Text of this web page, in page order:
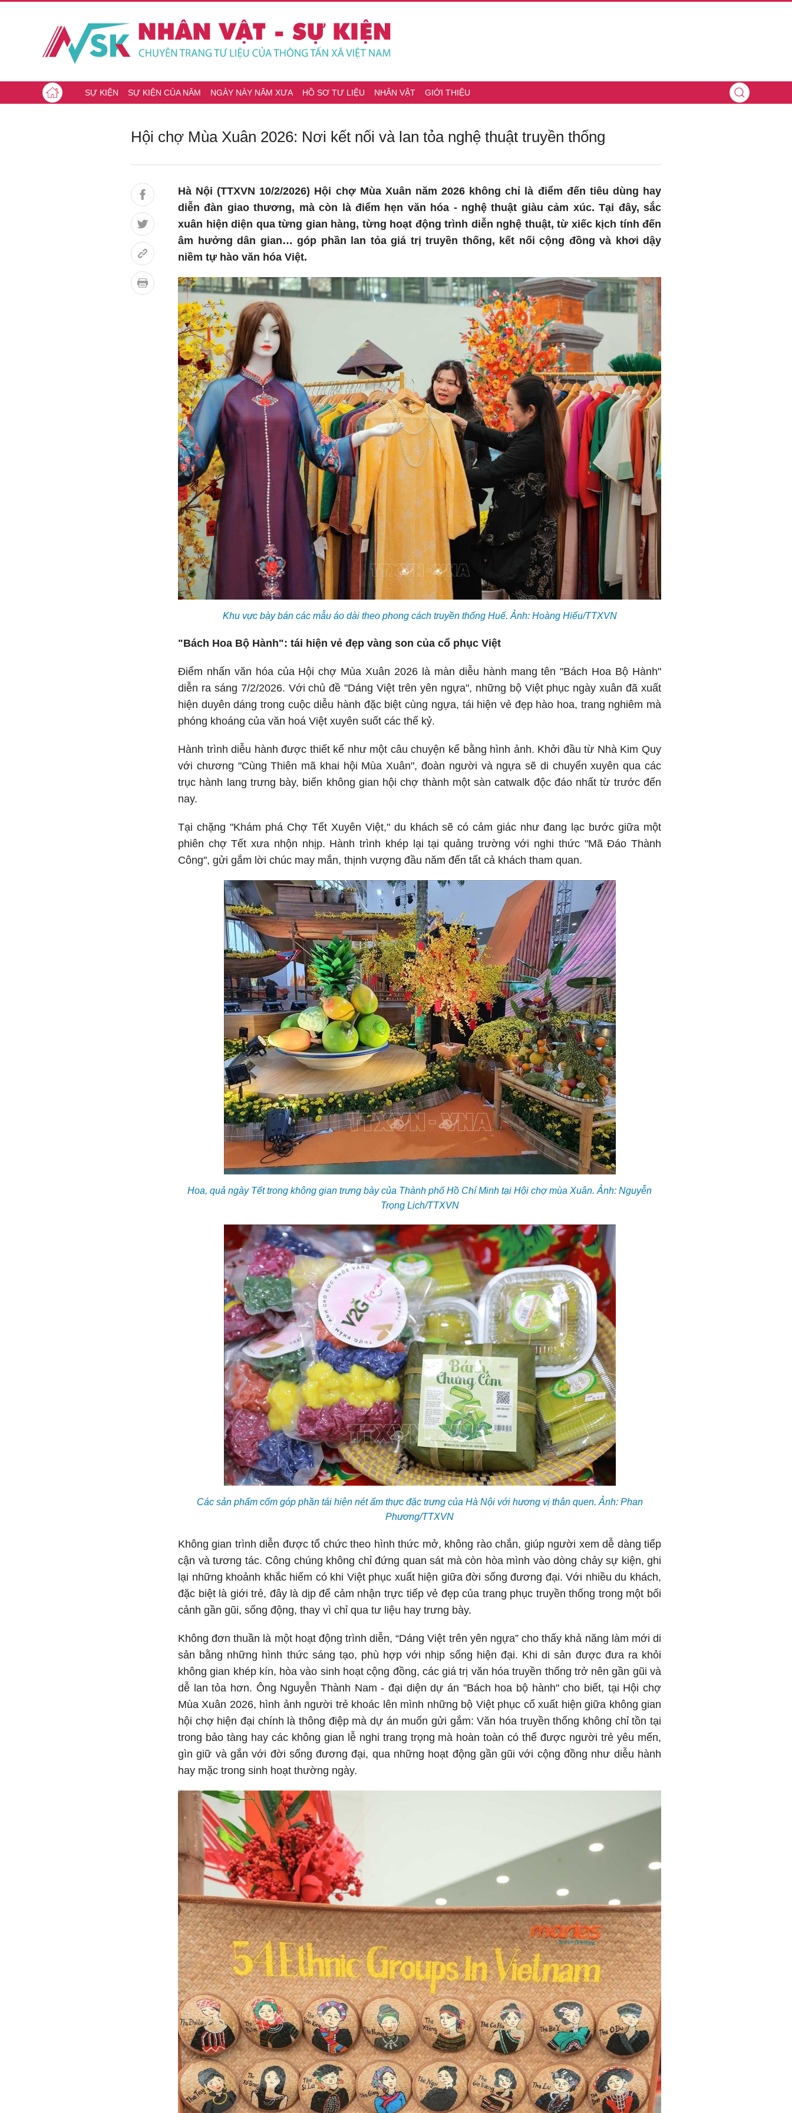
SỰ KIỆN SỰ KIỆN CỦA NĂM NGÀY NÀY NĂM XƯA HỒ SƠ TƯ LIỆU NHÂN VẬT GIỚI THIỆU
Hội chợ Mùa Xuân 2026: Nơi kết nối và lan tỏa nghệ thuật truyền thống
Hà Nội (TTXVN 10/2/2026) Hội chợ Mùa Xuân năm 2026 không chỉ là điểm đến tiêu dùng hay
diễn đàn giao thương, mà còn là điểm hẹn văn hóa - nghệ thuật giàu cảm xúc. Tại đây, sắc
xuân hiện diện qua từng gian hàng, từng hoạt động trình diễn nghệ thuật, từ xiếc kịch tính đến
âm hưởng dân gian… góp phần lan tỏa giá trị truyền thống, kết nối cộng đồng và khơi dậy
niềm tự hào văn hóa Việt.
Khu vực bày bán các mẫu áo dài theo phong cách truyền thống Huế. Ảnh: Hoàng Hiếu/TTXVN
"Bách Hoa Bộ Hành": tái hiện vẻ đẹp vàng son của cổ phục Việt
Điểm nhấn văn hóa của Hội chợ Mùa Xuân 2026 là màn diễu hành mang tên "Bách Hoa Bộ Hành"
diễn ra sáng 7/2/2026. Với chủ đề "Dáng Việt trên yên ngựa", những bộ Việt phục ngày xuân đã xuất
hiện duyên dáng trong cuộc diễu hành đặc biệt cùng ngựa, tái hiện vẻ đẹp hào hoa, trang nghiêm mà
phóng khoáng của văn hoá Việt xuyên suốt các thế kỷ.
Hành trình diễu hành được thiết kế như một câu chuyện kể bằng hình ảnh. Khởi đầu từ Nhà Kim Quy
với chương "Cùng Thiên mã khai hội Mùa Xuân", đoàn người và ngựa sẽ di chuyển xuyên qua các
trục hành lang trưng bày, biến không gian hội chợ thành một sàn catwalk độc đáo nhất từ trước đến
nay.
Tại chặng "Khám phá Chợ Tết Xuyên Việt," du khách sẽ có cảm giác như đang lạc bước giữa một
phiên chợ Tết xưa nhộn nhịp. Hành trình khép lại tại quảng trường với nghi thức "Mã Đáo Thành
Công", gửi gắm lời chúc may mắn, thịnh vượng đầu năm đến tất cả khách tham quan.
Hoa, quả ngày Tết trong không gian trưng bày của Thành phố Hồ Chí Minh tại Hội chợ mùa Xuân. Ảnh: Nguyễn
Trọng Lịch/TTXVN
Các sản phẩm cốm góp phần tái hiện nét ẩm thực đặc trưng của Hà Nội với hương vị thân quen. Ảnh: Phan
Phương/TTXVN
Không gian trình diễn được tổ chức theo hình thức mở, không rào chắn, giúp người xem dễ dàng tiếp
cận và tương tác. Công chúng không chỉ đứng quan sát mà còn hòa mình vào dòng chảy sự kiện, ghi
lại những khoảnh khắc hiếm có khi Việt phục xuất hiện giữa đời sống đương đại. Với nhiều du khách,
đặc biệt là giới trẻ, đây là dịp để cảm nhận trực tiếp vẻ đẹp của trang phục truyền thống trong một bối
cảnh gần gũi, sống động, thay vì chỉ qua tư liệu hay trưng bày.
Không đơn thuần là một hoạt động trình diễn, “Dáng Việt trên yên ngựa” cho thấy khả năng làm mới di
sản bằng những hình thức sáng tạo, phù hợp với nhịp sống hiện đại. Khi di sản được đưa ra khỏi
không gian khép kín, hòa vào sinh hoạt cộng đồng, các giá trị văn hóa truyền thống trở nên gần gũi và
dễ lan tỏa hơn. Ông Nguyễn Thành Nam - đại diện dự án "Bách hoa bộ hành" cho biết, tại Hội chợ
Mùa Xuân 2026, hình ảnh người trẻ khoác lên mình những bộ Việt phục cổ xuất hiện giữa không gian
hội chợ hiện đại chính là thông điệp mà dự án muốn gửi gắm: Văn hóa truyền thống không chỉ tồn tại
trong bảo tàng hay các không gian lễ nghi trang trọng mà hoàn toàn có thể được người trẻ yêu mến,
gìn giữ và gắn với đời sống đương đại, qua những hoạt động gần gũi với cộng đồng như diễu hành
hay mặc trong sinh hoạt thường ngày.